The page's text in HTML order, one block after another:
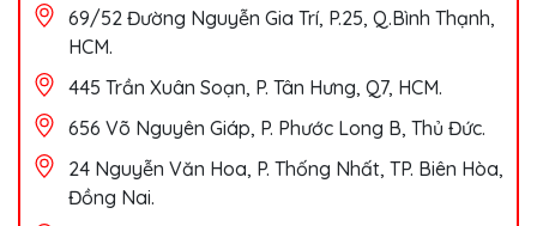
69/52 Đường Nguyễn Gia Trí, P.25, Q.Bình Thạnh,
HCM.
445 Trần Xuân Soạn, P. Tân Hưng, Q7, HCM.
656 Võ Nguyên Giáp, P. Phước Long B, Thủ Đức.
24 Nguyễn Văn Hoa, P. Thống Nhất, TP. Biên Hòa,
Đồng Nai.